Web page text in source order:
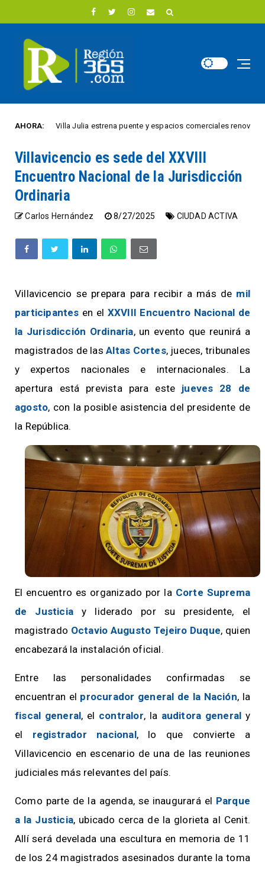
AHORA:
Villa Julia estrena puente y espacios comerciales renovados para
Villavicencio es sede del XXVIII
Encuentro Nacional de la Jurisdicción
Ordinaria
Carlos Hernández 8/27/2025 CIUDAD ACTIVA
Villavicencio se prepara para recibir a más de mil
participantes en el XXVIII Encuentro Nacional de
la Jurisdicción Ordinaria, un evento que reunirá a
magistrados de lasAltas Cortes, jueces, tribunales
y expertos nacionales e internacionales. La
apertura está prevista para este jueves 28 de
agosto, con la posible asistencia del presidente de
la República.
El encuentro es organizado por la Corte Suprema
de Justicia y liderado por su presidente, el
magistrado Octavio Augusto Tejeiro Duque, quien
encabezará la instalación oficial.
Entre las personalidades confirmadas se
encuentran el procurador general de la Nación, la
fiscal general, el contralor, la auditora general y
el registrador nacional, lo que convierte a
Villavicencio en escenario de una de las reuniones
judiciales más relevantes del país.
Como parte de la agenda, se inaugurará el Parque
a la Justicia, ubicado cerca de la glorieta al Cenit.
Allí será develada una escultura en memoria de 11
de los 24 magistrados asesinados durante la toma